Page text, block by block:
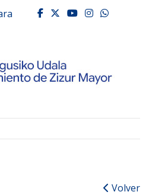
de
facebook
twitter
youtube
Volver